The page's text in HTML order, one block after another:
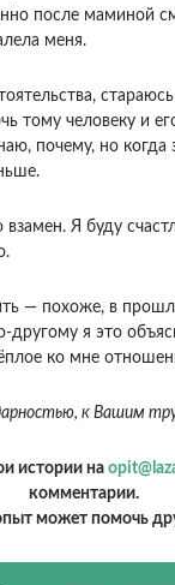
после маминой
меня.
тому человеку и
почему, но когда
Я буду
— похоже, в
я это
ко мне
к Вашим
истории на
комментарии.
может помочь